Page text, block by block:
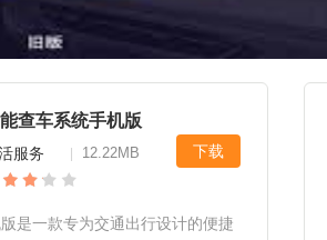
查车系统手机版
服务 12.22MB 下载
是一款专为交通出行设计的便捷